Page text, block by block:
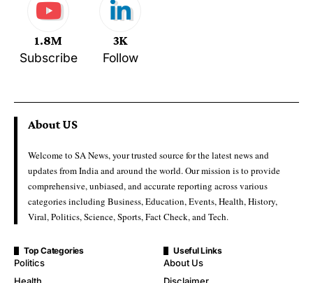
1.8M
Subscribe
3K
Follow
About US
Welcome to SA News, your trusted source for the latest news and
updates from India and around the world. Our mission is to provide
comprehensive, unbiased, and accurate reporting across various
categories including Business, Education, Events, Health, History,
Viral, Politics, Science, Sports, Fact Check, and Tech.
Top Categories
Politics
Health
Useful Links
About Us
Disclaimer